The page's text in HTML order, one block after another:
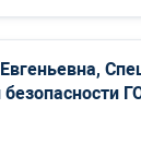
безопасности